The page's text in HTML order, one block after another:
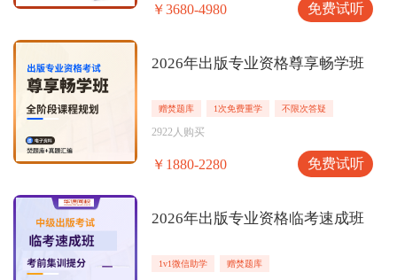
￥3680-4980 免费试听
2026年出版专业资格尊享畅学班
赠焚题库 1次免费重学 不限次答疑
2922人购买
￥1880-2280 免费试听
2026年出版专业资格临考速成班
1v1微信助学 赠焚题库